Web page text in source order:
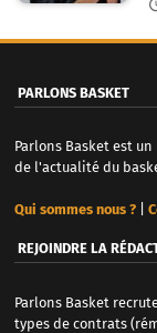
PARLONS BASKET
Parlons Basket est
de l'actualité du
Qui sommes nous ?|
REJOINDRE LA
Parlons Basket
types de contrats